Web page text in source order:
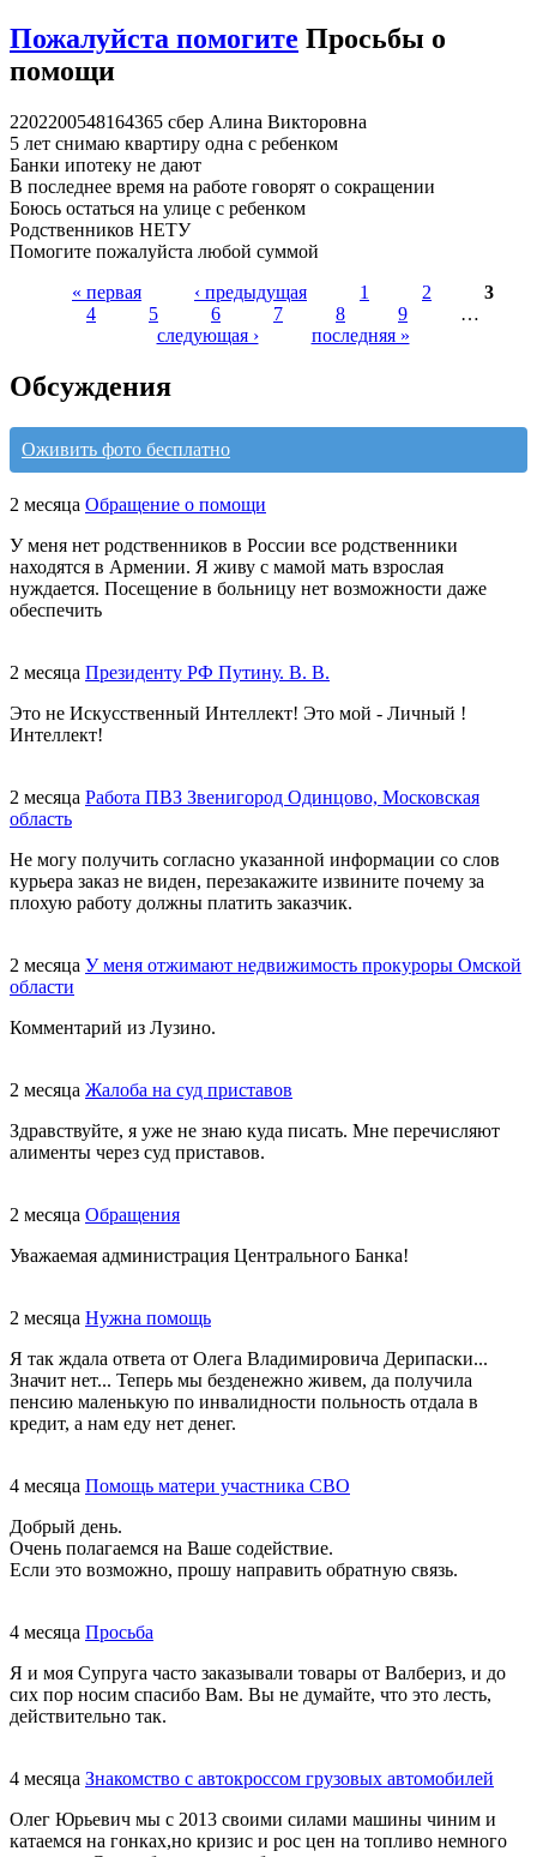
Пожалуйста помогите Просьбы о
помощи
2202200548164365 сбер Алина Викторовна
5 лет снимаю квартиру одна с ребенком
Банки ипотеку не дают
В последнее время на работе говорят о сокращении
Боюсь остаться на улице с ребенком
Родственников НЕТУ
Помогите пожалуйста любой суммой
« первая
‹ предыдущая 1 2
3
4
5 6 7 8 9
…
следующая ›
последняя »
Обсуждения
Оживить фото бесплатно
2 месяца Обращение о помощи
У меня нет родственников в России все родственники
находятся в Армении. Я живу с мамой мать взрослая
нуждается. Посещение в больницу нет возможности даже
обеспечить
2 месяца Президенту РФ Путину. В. В.
Это не Искусственный Интеллект! Это мой - Личный !
Интеллект!
2 месяца Работа ПВЗ Звенигород Одинцово, Московская
область
Не могу получить согласно указанной информации со слов
курьера заказ не виден, перезакажите извините почему за
плохую работу должны платить заказчик.
2 месяца У меня отжимают недвижимость прокуроры Омской
области
Комментарий из Лузино.
2 месяца Жалоба на суд приставов
Здравствуйте, я уже не знаю куда писать. Мне перечисляют
алименты через суд приставов.
2 месяца Обращения
Уважаемая администрация Центрального Банка!
2 месяца Нужна помощь
Я так ждала ответа от Олега Владимировича Дерипаски...
Значит нет... Теперь мы безденежно живем, да получила
пенсию маленькую по инвалидности польность отдала в
кредит, а нам еду нет денег.
4 месяца Помощь матери участника СВО
Добрый день.
Очень полагаемся на Ваше содействие.
Если это возможно, прошу направить обратную связь.
4 месяца Просьба
Я и моя Супруга часто заказывали товары от Валбериз, и до
сих пор носим спасибо Вам. Вы не думайте, что это лесть,
действительно так.
4 месяца Знакомство с автокроссом грузовых автомобилей
Олег Юрьевич мы с 2013 своими силами машины чиним и
катаемся на гонках,но кризис и рос цен на топливо немного